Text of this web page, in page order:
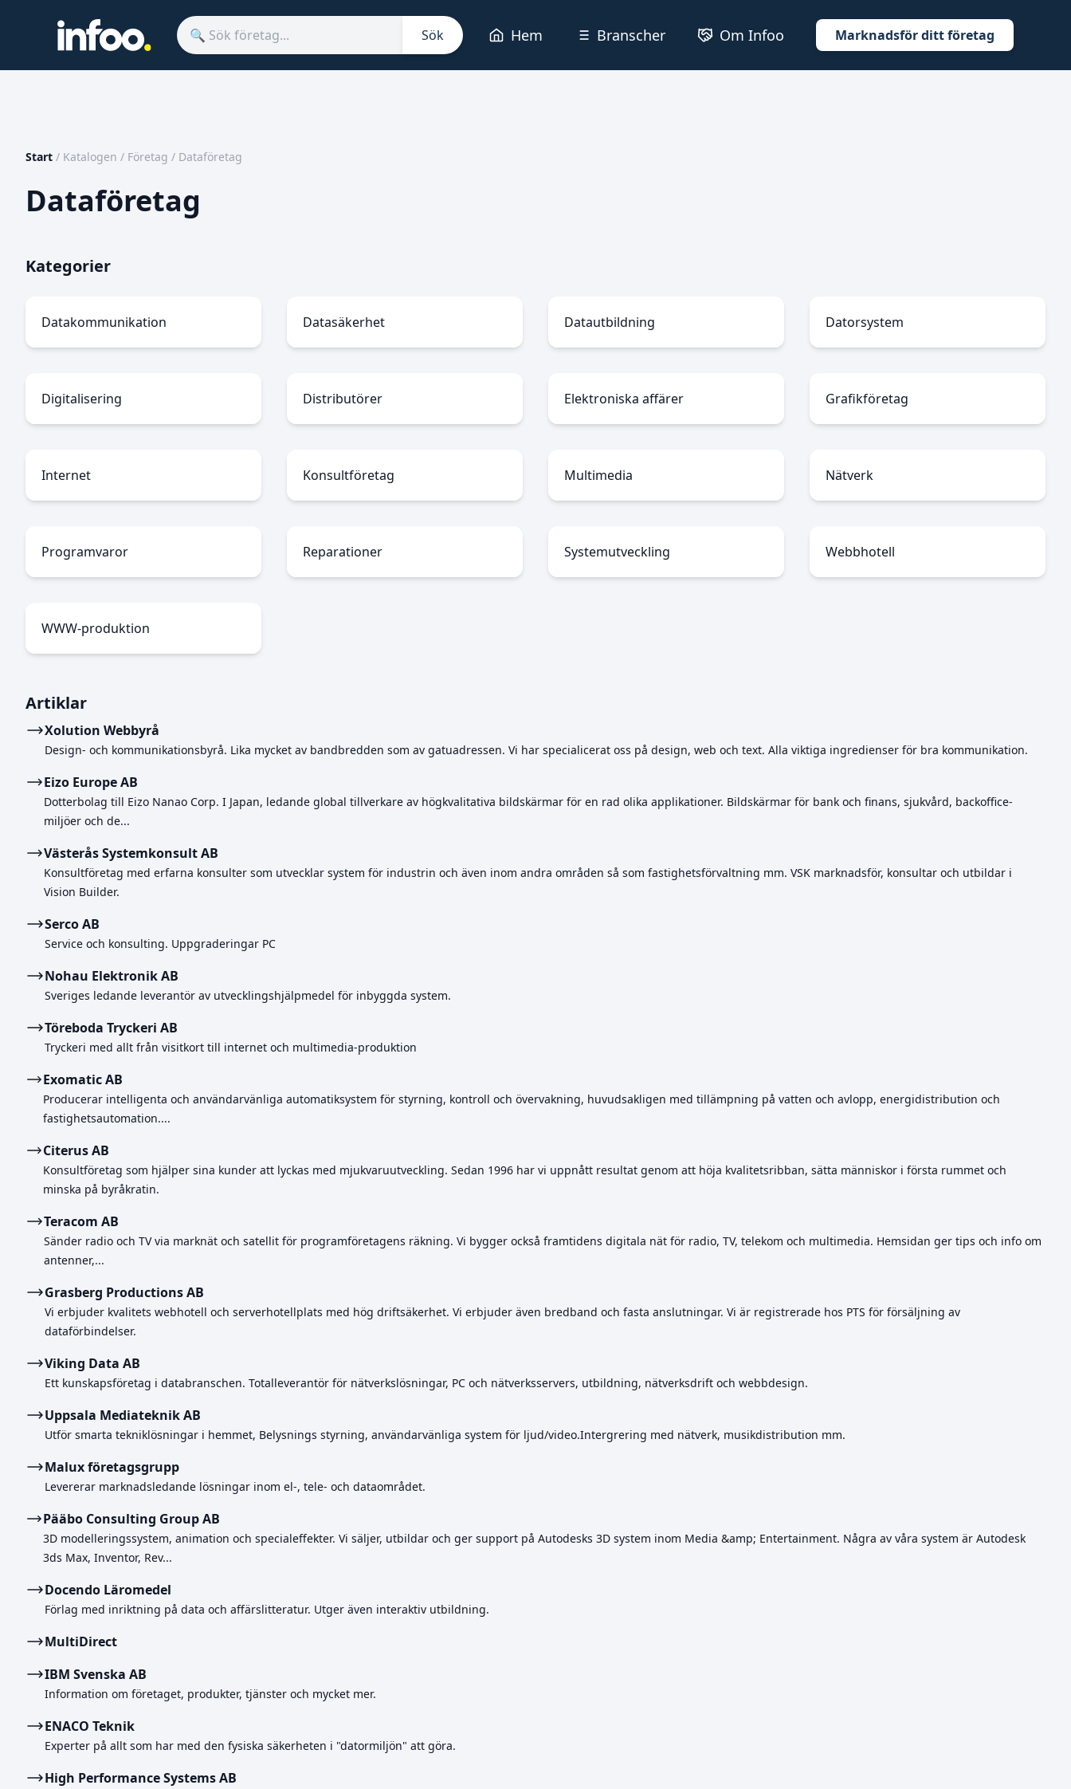
Sök Hem Branscher Om Infoo Marknadsför ditt företag
Start / Katalogen / Företag / Dataföretag
Dataföretag
Kategorier
Datakommunikation Datasäkerhet Datautbildning Datorsystem
Digitalisering Distributörer Elektroniska affärer Grafikföretag
Internet Konsultföretag Multimedia Nätverk
Programvaror Reparationer Systemutveckling Webbhotell
WWW-produktion
Artiklar
Xolution Webbyrå
Design- och kommunikationsbyrå. Lika mycket av bandbredden som av gatuadressen. Vi har specialicerat oss på design, web och text. Alla viktiga ingredienser för bra kommunikation.
Eizo Europe AB
Dotterbolag till Eizo Nanao Corp. I Japan, ledande global tillverkare av högkvalitativa bildskärmar för en rad olika applikationer. Bildskärmar för bank och finans, sjukvård, backoffice-
miljöer och de...
Västerås Systemkonsult AB
Konsultföretag med erfarna konsulter som utvecklar system för industrin och även inom andra områden så som fastighetsförvaltning mm. VSK marknadsför, konsultar och utbildar i
Vision Builder.
Serco AB
Service och konsulting. Uppgraderingar PC
Nohau Elektronik AB
Sveriges ledande leverantör av utvecklingshjälpmedel för inbyggda system.
Töreboda Tryckeri AB
Tryckeri med allt från visitkort till internet och multimedia-produktion
Exomatic AB
Producerar intelligenta och användarvänliga automatiksystem för styrning, kontroll och övervakning, huvudsakligen med tillämpning på vatten och avlopp, energidistribution och
fastighetsautomation....
Citerus AB
Konsultföretag som hjälper sina kunder att lyckas med mjukvaruutveckling. Sedan 1996 har vi uppnått resultat genom att höja kvalitetsribban, sätta människor i första rummet och
minska på byråkratin.
Teracom AB
Sänder radio och TV via marknät och satellit för programföretagens räkning. Vi bygger också framtidens digitala nät för radio, TV, telekom och multimedia. Hemsidan ger tips och info om
antenner,...
Grasberg Productions AB
Vi erbjuder kvalitets webhotell och serverhotellplats med hög driftsäkerhet. Vi erbjuder även bredband och fasta anslutningar. Vi är registrerade hos PTS för försäljning av
dataförbindelser.
Viking Data AB
Ett kunskapsföretag i databranschen. Totalleverantör för nätverkslösningar, PC och nätverksservers, utbildning, nätverksdrift och webbdesign.
Uppsala Mediateknik AB
Utför smarta tekniklösningar i hemmet, Belysnings styrning, användarvänliga system för ljud/video.Intergrering med nätverk, musikdistribution mm.
Malux företagsgrupp
Levererar marknadsledande lösningar inom el-, tele- och dataområdet.
Pääbo Consulting Group AB
3D modelleringssystem, animation och specialeffekter. Vi säljer, utbildar och ger support på Autodesks 3D system inom Media &amp; Entertainment. Några av våra system är Autodesk
3ds Max, Inventor, Rev...
Docendo Läromedel
Förlag med inriktning på data och affärslitteratur. Utger även interaktiv utbildning.
MultiDirect
IBM Svenska AB
Information om företaget, produkter, tjänster och mycket mer.
ENACO Teknik
Experter på allt som har med den fysiska säkerheten i "datormiljön" att göra.
High Performance Systems AB